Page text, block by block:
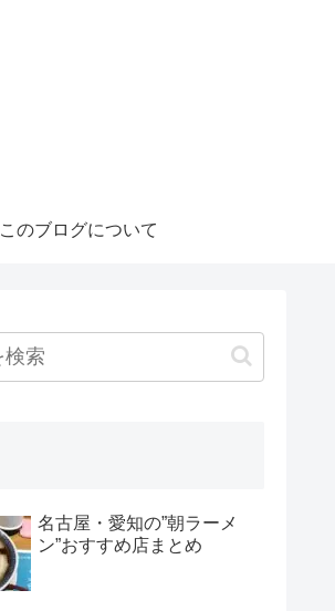
このブログについて
名古屋・愛知の”朝ラーメ
ン”おすすめ店まとめ